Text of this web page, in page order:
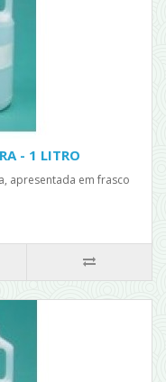
- 1 LITRO
apresentada em frasco